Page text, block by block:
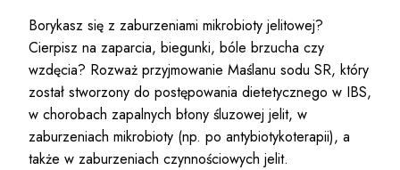
Borykasz się z zaburzeniami mikrobioty jelitowej?
Cierpisz na zaparcia, biegunki, bóle brzucha czy
wzdęcia? Rozważ przyjmowanie Maślanu sodu SR, który
został stworzony do postępowania dietetycznego w IBS,
w chorobach zapalnych błony śluzowej jelit, w
zaburzeniach mikrobioty (np. po antybiotykoterapii), a
także w zaburzeniach czynnościowych jelit.